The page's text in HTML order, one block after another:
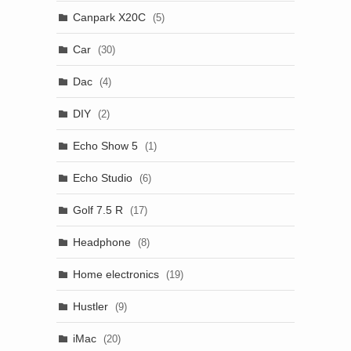
Canpark X20C (5)
Car (30)
Dac (4)
DIY (2)
Echo Show 5 (1)
Echo Studio (6)
Golf 7.5 R (17)
Headphone (8)
Home electronics (19)
Hustler (9)
iMac (20)